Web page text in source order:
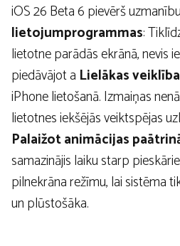
iOS 26 Beta 6 pievērš uzmanību
lietojumprogrammas:
lietotne parādās ekrānā, nevis
piedāvājot a Lielākas
iPhone lietošanā. Izmaiņas
lietotnes iekšējās veiktspējas
Palaižot animācijas
samazinājis laiku starp
pilnekrāna režīmu, lai sistēma
un plūstošāka.